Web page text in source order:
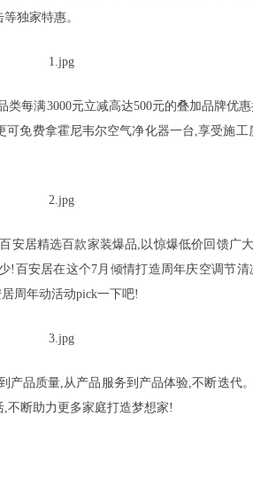
独家特惠。
每满3000元立减高达500元的叠加品牌优
免费拿霍尼韦尔空气净化器一台,享受施工
安居精选百款家装爆品,以惊爆低价回馈广
百安居在这个7月倾情打造周年庆空调节清
周年动活动pick一下吧!
产品质量,从产品服务到产品体验,不断迭代
不断助力更多家庭打造梦想家!